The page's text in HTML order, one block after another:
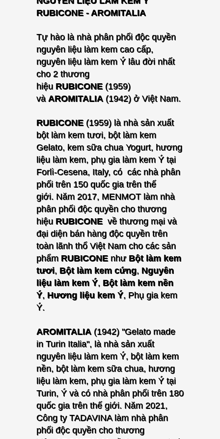
RUBICONE - AROMITALIA
Tự hào là nhà phân phối độc quyền
nguyên liệu làm kem cao cấp,
nguyên liệu làm kem Ý lâu đời nhất
cho 2 thương
hiệu RUBICONE (1959)
và AROMITALIA (1942) ở Việt Nam.
RUBICONE(1959) là nhà sản xuất
bột làm kem tươi, bột làm kem
Gelato, kem sữa chua Yogurt, hương
liệu làm kem, phụ gia làm kem Ý tại
Forlì-Cesena, Italy, có các nhà phân
phối trên 150 quốc gia trên thế
giới. Năm 2017, MENMOT làm nhà
phân phối độc quyền cho thương
hiệu RUBICONEvề thương mại và
đại diện bán hàng độc quyền trên
toàn lãnh thổ Việt Nam cho các sản
phẩm RUBICONEnhư Bột làm kem
tươi, Bột làm kem cứng, Nguyên
liệu làm kem Ý, Bột làm kem nền
Ý, Hương liệu kem Ý, Phụ gia kem
Ý.
AROMITALIA (1942) "Gelato made
in Turin Italia", là nhà sản xuất
nguyên liệu làm kem Ý, bột làm kem
nền, bột làm kem sữa chua, hương
liệu làm kem, phụ gia làm kem Ý tại
Turin, Ý và có nhà phân phối trên 180
quốc gia trên thế giới. Năm 2021,
Công ty TADAVINA làm nhà phân
phối độc quyền cho thương